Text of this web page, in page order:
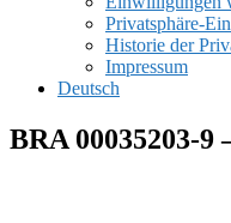
Privatsphäre-
Historie der
Impressum
Deutsch
BRA 00035203-9